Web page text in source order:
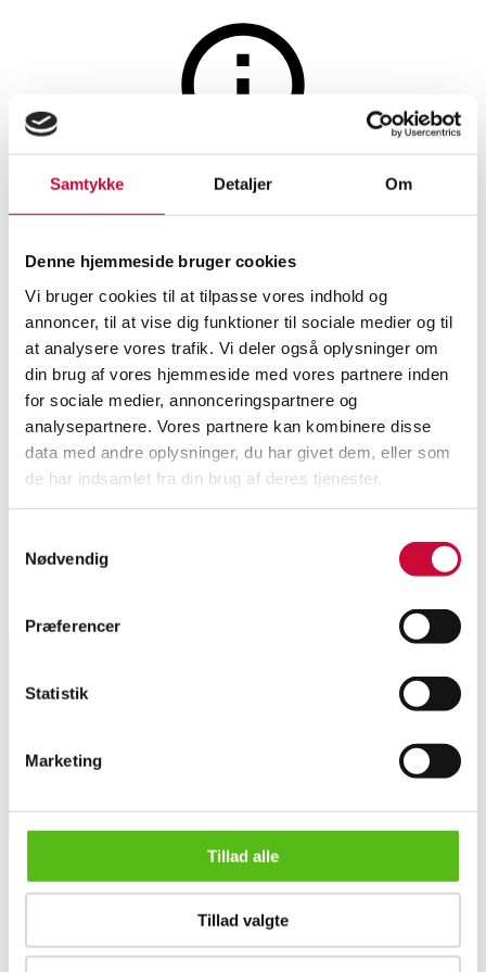
Samtykke Detaljer Om
Denne hjemmeside bruger cookies
Vi bruger cookies til at tilpasse vores indhold og
annoncer, til at vise dig funktioner til sociale medier og til
at analysere vores trafik. Vi deler også oplysninger om
din brug af vores hjemmeside med vores partnere inden
for sociale medier, annonceringspartnere og
analysepartnere. Vores partnere kan kombinere disse
data med andre oplysninger, du har givet dem, eller som
de har indsamlet fra din brug af deres tjenester.
Nødvendig
Præferencer
Statistik
Marketing
Tillad alle
Tillad valgte
Grafik og fotografi
Robert Jacobsen: Kompositon. Radering
Robert Jacobsen: Kompositon.
Radering
SHOWROOM
Hørsholm
VURDERING
DKK 2.000
VARENUMMER
6546754
Beskrivelse
numm. V/XX. Indrammet med bredt passepartout, lysmål 25 x 29 cm,
rammemål 47 x 49 cm.
Tilmeld dig vores nyhedsbrev og modtag nyheder samt
Om Lauritz.com